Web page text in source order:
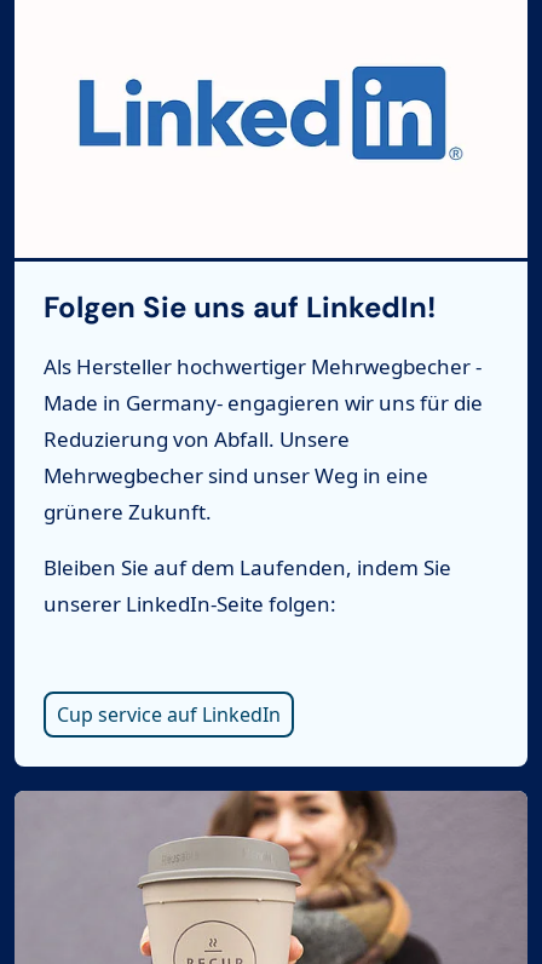
Folgen Sie uns auf LinkedIn!
Als Hersteller hochwertiger Mehrwegbecher -
Made in Germany- engagieren wir uns für die
Reduzierung von Abfall. Unsere
Mehrwegbecher sind unser Weg in eine
grünere Zukunft.
Bleiben Sie auf dem Laufenden, indem Sie
unserer LinkedIn-Seite folgen:
Cup service auf LinkedIn